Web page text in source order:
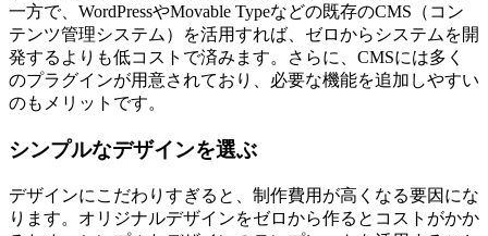
一方で、WordPressやMovable Typeなどの既存のCMS（コン
テンツ管理システム）を活用すれば、ゼロからシステムを開
発するよりも低コストで済みます。さらに、CMSには多く
のプラグインが用意されており、必要な機能を追加しやすい
のもメリットです。
シンプルなデザインを選ぶ
デザインにこだわりすぎると、制作費用が高くなる要因にな
ります。オリジナルデザインをゼロから作るとコストがかか